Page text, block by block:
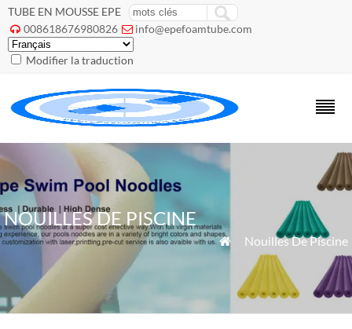
TUBE EN MOUSSE EPE
 008618676980826  info@epefoamtube.com
Modifier la traduction
NOUILLES DE PISCINE
 Nouilles De Piscine